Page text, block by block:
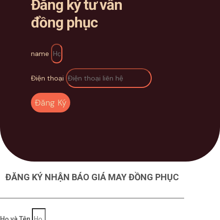
Đăng ký tư vấn
đồng phục
name
Điện thoại
Đăng Ký
ĐĂNG KÝ NHẬN BÁO GIÁ MAY ĐỒNG PHỤC